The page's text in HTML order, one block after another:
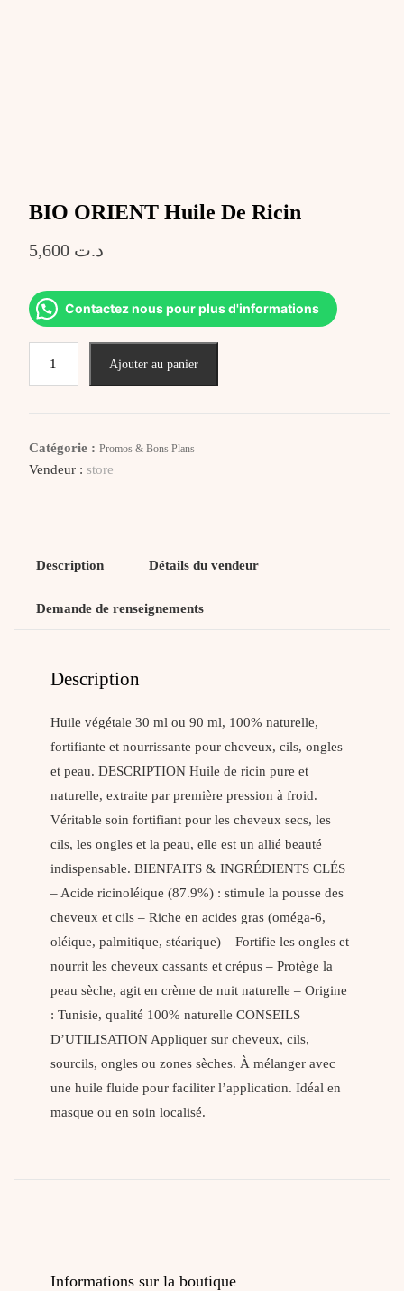
BIO ORIENT Huile De Ricin
د.ت 5,600
Contactez nous pour plus d'informations
Ajouter au panier
Catégorie : Promos & Bons Plans
Vendeur : store
Description Détails du vendeur
Demande de renseignements
Description
Huile végétale 30 ml ou 90 ml, 100% naturelle,
fortifiante et nourrissante pour cheveux, cils, ongles
et peau. DESCRIPTION Huile de ricin pure et
naturelle, extraite par première pression à froid.
Véritable soin fortifiant pour les cheveux secs, les
cils, les ongles et la peau, elle est un allié beauté
indispensable. BIENFAITS & INGRÉDIENTS CLÉS
– Acide ricinoléique (87.9%) : stimule la pousse des
cheveux et cils – Riche en acides gras (oméga-6,
oléique, palmitique, stéarique) – Fortifie les ongles et
nourrit les cheveux cassants et crépus – Protège la
peau sèche, agit en crème de nuit naturelle – Origine
: Tunisie, qualité 100% naturelle CONSEILS
D’UTILISATION Appliquer sur cheveux, cils,
sourcils, ongles ou zones sèches. À mélanger avec
une huile fluide pour faciliter l’application. Idéal en
masque ou en soin localisé.
Informations sur la boutique